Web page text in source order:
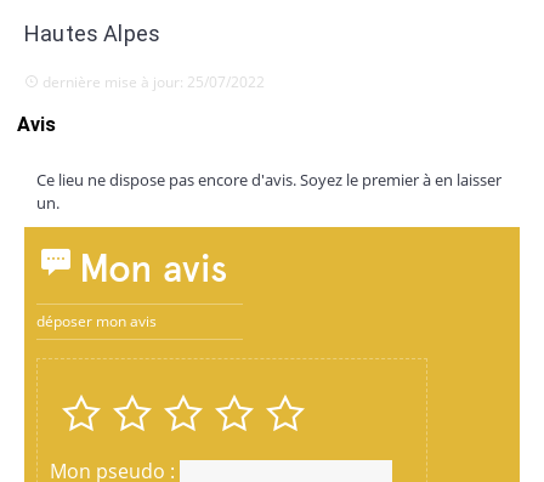
Hautes Alpes
dernière mise à jour: 25/07/2022
Avis
Ce lieu ne dispose pas encore d'avis. Soyez le premier à en laisser
un.
Mon avis
déposer mon avis
Mon pseudo :